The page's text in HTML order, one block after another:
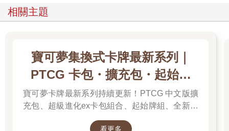
講話：「同志們，你們一定都已聽說我昨晚的怪夢了。但是，我
想過一會兒再講我的夢，有些事情我想先說。同志們，我的大限
我已明白生命的真諦，該是時候對你們說了。
「同志們，我們活著究竟是為了什麼？看看吧，我們的生命悲
慘、勞苦而短暫。從誕生以來，我們吃飽飯不過是為了能活著呼
吸，讓身體能夠繼續幹活，直到用盡最後的一點力氣。當我們不
再有用處的時候，就會被殘酷無情地送進屠宰場。在整個英格
蘭，只有一歲以下的幼獸才懂得什麼是快樂，什麼是休閒。在整
奴役，這就是赤裸裸的現實。
相關主題
寶可夢集換式卡牌最新系列｜
PTCG 卡包・擴充包・起始牌
組．最新卡牌＆組合一次看
寶可夢卡牌最新系列持續更新！PTCG 中文版擴
充包、超級進化ex卡包組合、起始牌組、全新周
看更多